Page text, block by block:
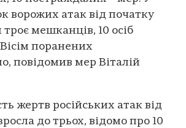
ворожих атак від початку
мешканців, 10 осіб
поранених
повідомив мер Віталій
жертв російських атак від
до трьох, відомо про 10